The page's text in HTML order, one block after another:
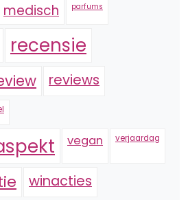
medisch parfums
recensie
reviews
vegan verjaardag
winacties